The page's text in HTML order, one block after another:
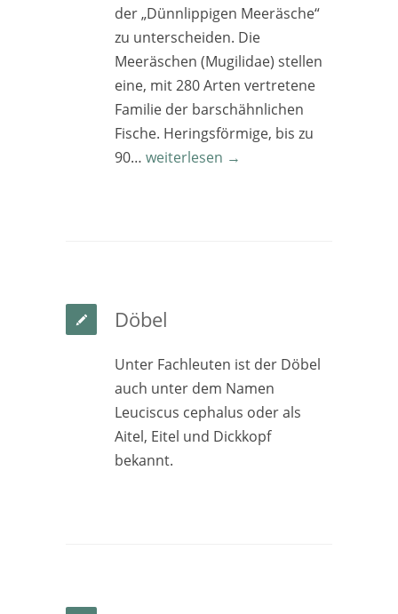
der „Dünnlippigen Meeräsche“
zu unterscheiden. Die
Meeräschen (Mugilidae) stellen
eine, mit 280 Arten vertretene
Familie der barschähnlichen
Fische. Heringsförmige, bis zu
90… weiterlesen →
Döbel
Unter Fachleuten ist der Döbel
auch unter dem Namen
Leuciscus cephalus oder als
Aitel, Eitel und Dickkopf
bekannt.